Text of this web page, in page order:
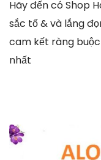
Hãy đến có Shop
sắc tố & và lắng
cam kết ràng
nhất